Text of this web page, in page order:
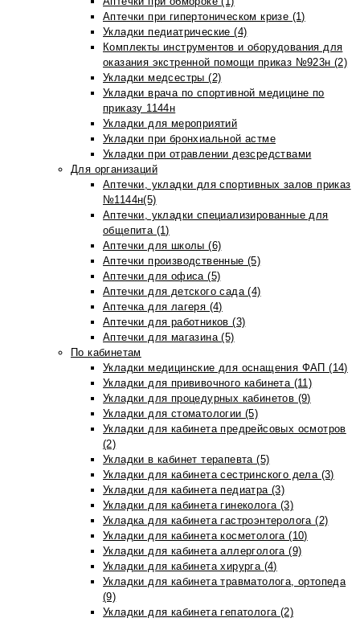
Аптечки при гипертоническом кризе (1)
Укладки педиатрические (4)
Комплекты инструментов и оборудования для
оказания экстренной помощи приказ №923н (2)
Укладки медсестры (2)
Укладки врача по спортивной медицине по
приказу 1144н
Укладки для мероприятий
Укладки при бронхиальной астме
Укладки при отравлении дезсредствами
Для организаций
Аптечки, укладки для спортивных залов приказ
№1144н(5)
Аптечки, укладки специализированные для
общепита (1)
Аптечки для школы (6)
Аптечки производственные (5)
Аптечки для офиса (5)
Аптечки для детского сада (4)
Аптечка для лагеря (4)
Аптечки для работников (3)
Аптечки для магазина (5)
По кабинетам
Укладки медицинские для оснащения ФАП (14)
Укладки для прививочного кабинета (11)
Укладки для процедурных кабинетов (9)
Укладки для стоматологии (5)
Укладки для кабинета предрейсовых осмотров
(2)
Укладки в кабинет терапевта (5)
Укладки для кабинета сестринского дела (3)
Укладки для кабинета педиатра (3)
Укладки для кабинета гинеколога (3)
Укладка для кабинета гастроэнтеролога (2)
Укладки для кабинета косметолога (10)
Укладки для кабинета аллерголога (9)
Укладки для кабинета хирурга (4)
Укладки для кабинета травматолога, ортопеда
(9)
Укладки для кабинета гепатолога (2)